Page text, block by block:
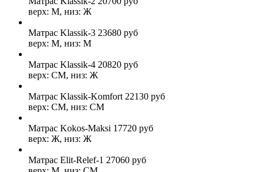
верх: М, низ: Ж
Матрас Klassik-3 23680 руб
верх: М, низ: М
Матрас Klassik-4 20820 руб
верх: СМ, низ: Ж
Матрас Klassik-Komfort 22130 руб
верх: СМ, низ: СМ
Матрас Kokos-Maksi 17720 руб
верх: Ж, низ: Ж
Матрас Elit-Relef-1 27060 руб